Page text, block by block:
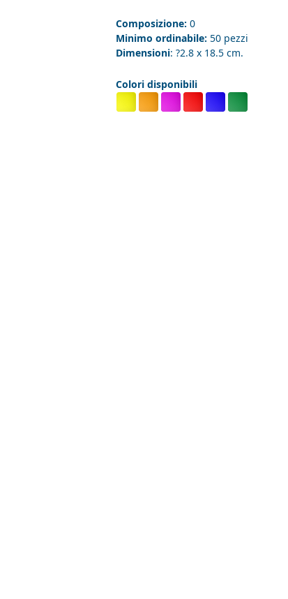
Composizione: 0
Minimo ordinabile: 50 pezzi
Dimensioni: ?2.8 x 18.5 cm.
Colori disponibili